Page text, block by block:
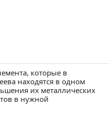
которые в
находятся в одном
их металлических
в нужной